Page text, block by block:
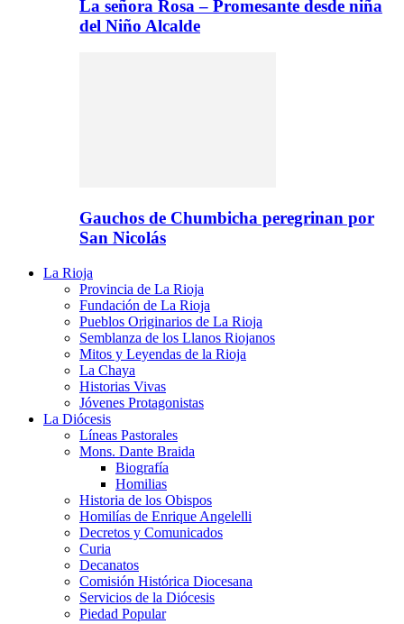
La señora Rosa – Promesante desde niña
del Niño Alcalde
Gauchos de Chumbicha peregrinan por
San Nicolás
La Rioja
Provincia de La Rioja
Fundación de La Rioja
Pueblos Originarios de La Rioja
Semblanza de los Llanos Riojanos
Mitos y Leyendas de la Rioja
La Chaya
Historias Vivas
Jóvenes Protagonistas
La Diócesis
Líneas Pastorales
Mons. Dante Braida
Biografía
Homilias
Historia de los Obispos
Homilías de Enrique Angelelli
Decretos y Comunicados
Curia
Decanatos
Comisión Histórica Diocesana
Servicios de la Diócesis
Piedad Popular